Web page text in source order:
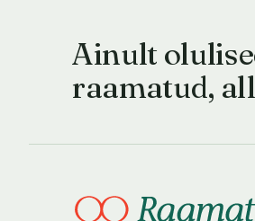
Ainult
raamatud,